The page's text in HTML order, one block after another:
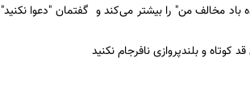
باد مخالف من" را بیشتر می‌کند و گفتمان "دعوا
و بلندپروازی‌ نافرجام نکنید‌